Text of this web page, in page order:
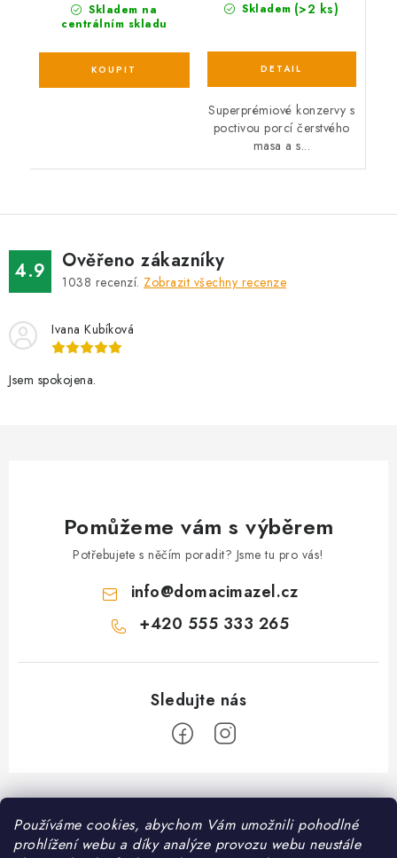
Používáme cookies, abychom Vám umožnili pohodlné
prohlížení webu a díky analýze provozu webu neustále
Skladem na
centrálním skladu
Skladem (>2 ks)
Superprémiové konzervy s
poctivou porcí čerstvého
masa a s...
4.9 Ověřeno zákazníky
1038 recenzí. Zobrazit všechny recenze
Ivana Kubíková
Jsem spokojena.
Pomůžeme vám s výběrem
Potřebujete s něčím poradit? Jsme tu pro vás!
info@domacimazel.cz
+420 555 333 265
Z
á
Informace pro vás